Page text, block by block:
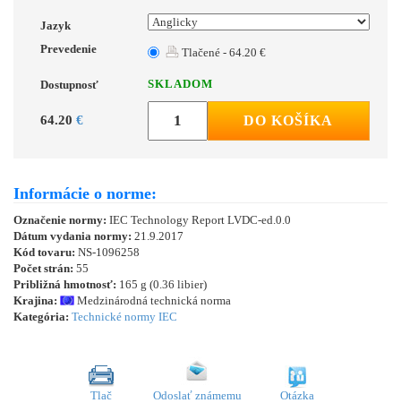
Jazyk
Prevedenie
Tlačené - 64.20 €
Dostupnosť SKLADOM
64.20 € DO KOŠÍKA
Informácie o norme:
Označenie normy: IEC Technology Report LVDC-ed.0.0
Dátum vydania normy: 21.9.2017
Kód tovaru: NS-1096258
Počet strán: 55
Približná hmotnosť: 165 g (0.36 libier)
Krajina:
Medzinárodná technická norma
Kategória: Technické normy IEC
Tlač Odoslať známemu Otázka